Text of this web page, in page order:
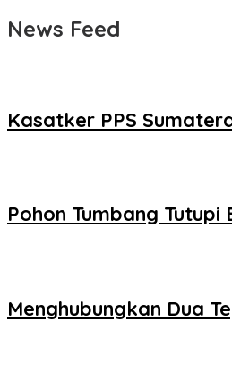
News Feed
Kasatker PPS
Pohon Tumbang
Menghubungkan Dua